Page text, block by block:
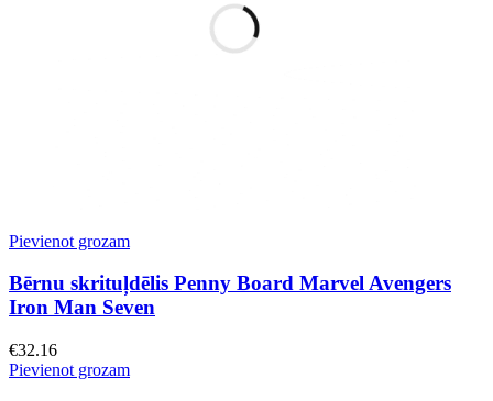
Pievienot grozam
Bērnu skrituļdēlis Penny Board Marvel Avengers
Iron Man Seven
€32.16
Pievienot grozam